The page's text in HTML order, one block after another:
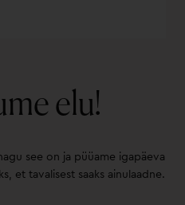
elu!
see on ja püüame igapäeva
et tavalisest saaks ainulaadne.